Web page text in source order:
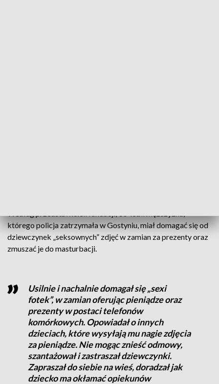
którego policja zatrzymała w Gostyniu, miał domagać się od
dziewczynek „seksownych” zdjęć w zamian za prezenty oraz
zmuszać je do masturbacji.
Usilnie i nachalnie domagał się „sexi
fotek”, w zamian oferując pieniądze oraz
prezenty w postaci telefonów
komórkowych. Opowiadał o innych
dzieciach, które wysyłają mu nagie zdjęcia
za pieniądze. Nie mogąc znieść odmowy,
szantażował i zastraszał dziewczynki.
Zapraszał do siebie na wieś, doradzał jak
dziecko ma okłamać opiekunów